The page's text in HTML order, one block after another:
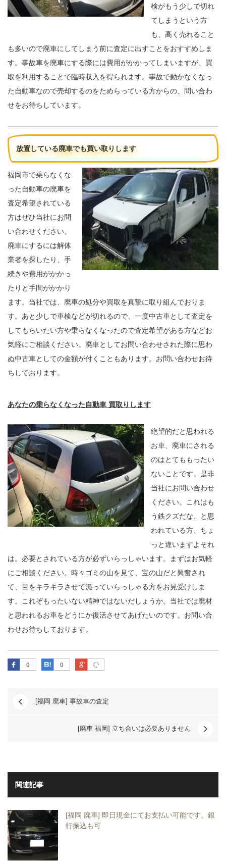
検がもう少しで切れ
てしまうという方
も、高く売れること
も多いので廃車にしてしまう前に査定に出すことをおすすめしま
す。事故車を廃車にする際には費用がかかってしまいますが、買
取を利用することで臨時収入を得られます。事故で動かなくなっ
た自動車なので売却するのをためらっている方からの、問い合わ
せをお待ちしています。
放置している廃車でも買い取りします
福岡市で乗らなくな
った自動車の廃車を
査定希望されている
方はぜひ当社にお問
い合わせください。
廃車にするには解体
業者を探したり、手
続きや費用がかかっ
たりと手間がかかり
ます。当社では、廃車の処分や買取を真摯に取り組んでおりま
す。あと少しで車検などが切れるので、一度中古車として査定を
してもらいたい方や乗らなくなったので査定希望がある方などお
気軽にご相談ください。廃車としてお問い合わせされた際に思わ
ぬ中古車としての金額が付くこともあります。お問い合わせお待
ちしております。
あなたの乗らなくなった自動車 買取りします
絶望的だと思われる
お車、廃車にされる
のはとてももったい
ないことです。是非
当社にお問い合わせ
ください。これはも
う鉄クズだな、と思
われている方、ちょ
っと違いますよそれ
は。必要とされている方が必ずいらっしゃいます。まずはお気軽
にご相談ください。時々ゴミの山を見て、宝の山だと興奮され
て、目をキラキラさせて漁っていらっしゃる方をお見受けしま
す。これぞもったいない精神ではないだしょうか。当社では廃材
と思われるお車をどうにか復活させてあげたいのです。お問い合
わせお待ちしております。
0
Facebook 0
はてなブックマーク
Google Plus
[福岡 廃車] 事故車の査定
[廃車 福岡] 立ち合いは必要ありません
関連記事
[福岡 廃車] 即日現金にてお支払い可能です。銀
行振込も可